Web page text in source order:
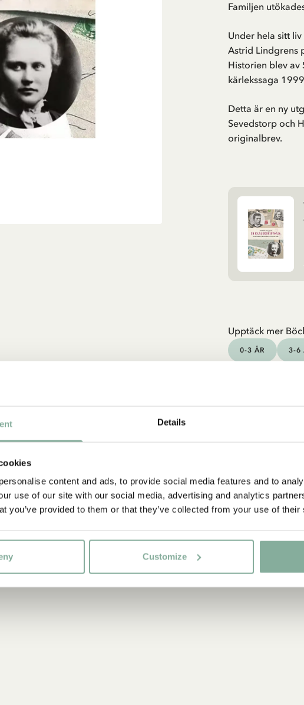
Details
content and ads, to provide social media features and to
use of our site with our social media, advertising and analytics
you’ve provided to them or that they’ve collected from your use of their
Customize
Familjen
Under hela sitt
Astrid Lindgrens
Historien blev av
kärlekssaga
Detta är en ny
Sevedstorp och
originalbrev.
Upptäck mer
0-3 ÅR 3-6